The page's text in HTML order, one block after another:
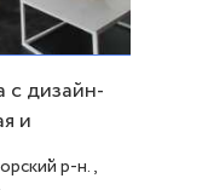
с дизайн-
и
р-н.,